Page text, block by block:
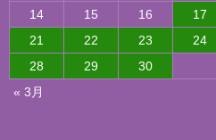
14
15 16 17
21
22 23 24
28
29
30
« 3月